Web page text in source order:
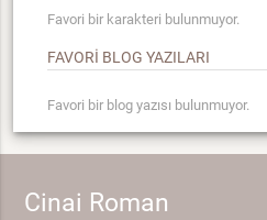
Favori bir karakteri bulunmuyor.
FAVORİ BLOG YAZILARI
Favori bir blog yazısı bulunmuyor.
Cinai Roman